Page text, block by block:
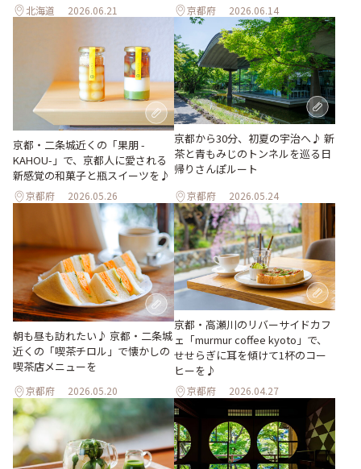
北海道 2026.06.21 京都府 2026.06.14
京都・二条城近くの「果朋 -
KAHOU-」で、京都人に愛される
新感覚の和菓子と瓶スイーツを♪
京都府 2026.05.26
京都から30分、初夏の宇治へ♪ 新
茶と青もみじのトンネルを巡る日
帰りさんぽルート
京都府 2026.05.24
朝も昼も訪れたい♪ 京都・二条城
近くの「喫茶チロル」で懐かしの
喫茶店メニューを
京都府 2026.05.20
京都・高瀬川のリバーサイドカフ
ェ「murmur coffee kyoto」で、
せせらぎに耳を傾けて1杯のコー
ヒーを♪
京都府 2026.04.27